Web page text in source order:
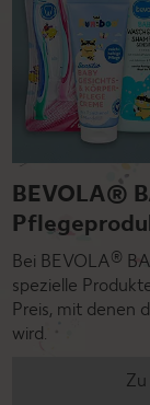
BEVOLA®
Bei BEVOLA®
spezielle
Preis, mit denen
wird.